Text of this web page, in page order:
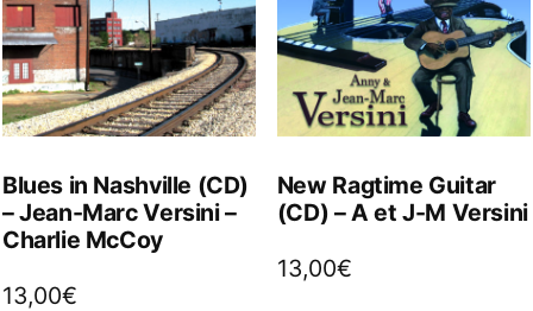
Blues in Nashville (CD)
– Jean-Marc Versini –
Charlie McCoy
13,00€
New Ragtime Guitar
(CD) – A et J-M Versini
13,00€